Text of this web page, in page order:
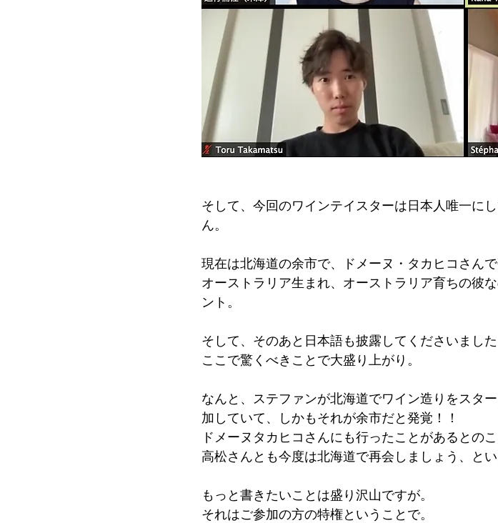
そして、今回のワインテイスターは日本人唯一に
ん。
現在は北海道の余市で、ドメーヌ・タカヒコさんで
オーストラリア生まれ、オーストラリア育ちの彼
ント。
そして、そのあと日本語も披露してくださいました
ここで驚くべきことで大盛り上がり。
なんと、ステファンが北海道でワイン造りをスタ
加していて、しかもそれが余市だと発覚！！
ドメーヌタカヒコさんにも行ったことがあるとのこ
高松さんとも今度は北海道で再会しましょう、とい
もっと書きたいことは盛り沢山ですが。
それはご参加の方の特権ということで。